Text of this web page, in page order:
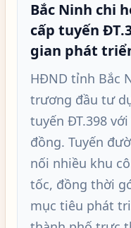
Bắc Ninh chi
cấp tuyến
gian phát
HĐND tỉnh Bắc
trương đầu tư
tuyến ĐT.398
đồng. Tuyến
nối nhiều khu
tốc, đồng thời
mục tiêu phát